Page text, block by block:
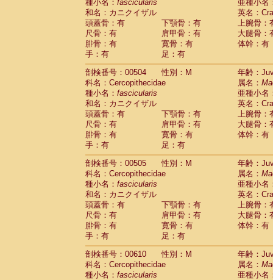
種小名： fascicularis
亜種小名
和名：カニクイザル
英名：
頭蓋骨：有
下顎骨：有
上腕骨：
尺骨：有
肩甲骨：有
大腿骨：
腓骨：有
寛骨：有
体幹：有
手：有
足：有
剖検番号：00504
性別：M
年齢：
科名：Cercopithecidae
属名：
種小名： fascicularis
亜種小名
和名：カニクイザル
英名：
頭蓋骨：有
下顎骨：有
上腕骨：
尺骨：有
肩甲骨：有
大腿骨：
腓骨：有
寛骨：有
体幹：有
手：有
足：有
剖検番号：00505
性別：M
年齢：
科名：Cercopithecidae
属名：
種小名： fascicularis
亜種小名
和名：カニクイザル
英名：
頭蓋骨：有
下顎骨：有
上腕骨：
尺骨：有
肩甲骨：有
大腿骨：
腓骨：有
寛骨：有
体幹：有
手：有
足：有
剖検番号：00610
性別：M
年齢：
科名：Cercopithecidae
属名：
種小名： fascicularis
亜種小名